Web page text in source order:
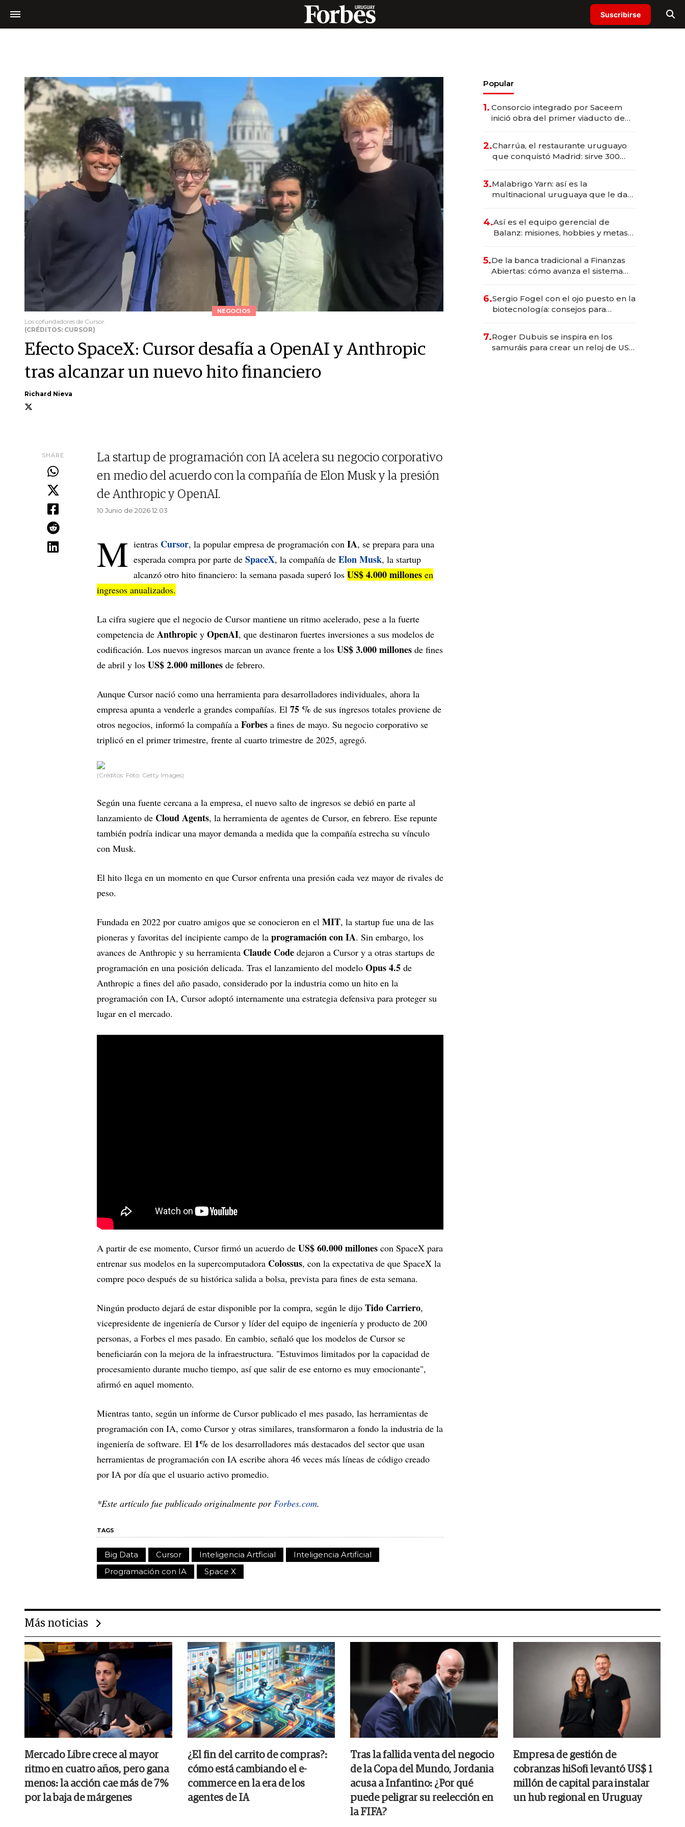
Suscribirse
NEGOCIOS
Los cofundadores de Cursor.
(CRÉDITOS: CURSOR)
Efecto SpaceX: Cursor desafía a OpenAI y Anthropic
tras alcanzar un nuevo hito financiero
Richard Nieva
SHARE
La startup de programación con IA acelera su negocio corporativo
en medio del acuerdo con la compañía de Elon Musk y la presión
de Anthropic y OpenAI.
10 Junio de 2026 12.03
M ientras Cursor, la popular empresa de programación con IA, se prepara para una
esperada compra por parte de SpaceX, la compañía de Elon Musk, la startup
alcanzó otro hito financiero: la semana pasada superó los US$ 4.000 millones en
ingresos anualizados.
La cifra sugiere que el negocio de Cursor mantiene un ritmo acelerado, pese a la fuerte
competencia de Anthropic y OpenAI, que destinaron fuertes inversiones a sus modelos de
codificación. Los nuevos ingresos marcan un avance frente a los US$ 3.000 millones de fines
de abril y los US$ 2.000 millones de febrero.
Aunque Cursor nació como una herramienta para desarrolladores individuales, ahora la
empresa apunta a venderle a grandes compañías. El 75 % de sus ingresos totales proviene de
otros negocios, informó la compañía a Forbes a fines de mayo. Su negocio corporativo se
triplicó en el primer trimestre, frente al cuarto trimestre de 2025, agregó.
(Créditos: Foto: Getty Images)
Según una fuente cercana a la empresa, el nuevo salto de ingresos se debió en parte al
lanzamiento de Cloud Agents, la herramienta de agentes de Cursor, en febrero. Ese repunte
también podría indicar una mayor demanda a medida que la compañía estrecha su vínculo
con Musk.
El hito llega en un momento en que Cursor enfrenta una presión cada vez mayor de rivales de
peso.
Fundada en 2022 por cuatro amigos que se conocieron en el MIT, la startup fue una de las
pioneras y favoritas del incipiente campo de la programación con IA. Sin embargo, los
avances de Anthropic y su herramienta Claude Code dejaron a Cursor y a otras startups de
programación en una posición delicada. Tras el lanzamiento del modelo Opus 4.5 de
Anthropic a fines del año pasado, considerado por la industria como un hito en la
programación con IA, Cursor adoptó internamente una estrategia defensiva para proteger su
lugar en el mercado.
A partir de ese momento, Cursor firmó un acuerdo de US$ 60.000 millones con SpaceX para
entrenar sus modelos en la supercomputadora Colossus, con la expectativa de que SpaceX la
compre poco después de su histórica salida a bolsa, prevista para fines de esta semana.
Ningún producto dejará de estar disponible por la compra, según le dijo Tido Carriero,
vicepresidente de ingeniería de Cursor y líder del equipo de ingeniería y producto de 200
personas, a Forbes el mes pasado. En cambio, señaló que los modelos de Cursor se
beneficiarán con la mejora de la infraestructura. "Estuvimos limitados por la capacidad de
procesamiento durante mucho tiempo, así que salir de ese entorno es muy emocionante",
afirmó en aquel momento.
Mientras tanto, según un informe de Cursor publicado el mes pasado, las herramientas de
programación con IA, como Cursor y otras similares, transformaron a fondo la industria de la
ingeniería de software. El 1% de los desarrolladores más destacados del sector que usan
herramientas de programación con IA escribe ahora 46 veces más líneas de código creado
por IA por día que el usuario activo promedio.
*Este artículo fue publicado originalmente porForbes.com.
TAGS
Big Data Cursor Inteligencia Artficial
Inteligencia Artificial
Programación con IA
Space X
Popular
1. Consorcio integrado por Saceem
inició obra del primer viaducto de
millones
2.Charrúa, el restaurante uruguayo
que conquistó Madrid: sirve 300
prepara apertura
3.Malabrigo Yarn: así es la
multinacional uruguaya que le da
4.Así es el equipo gerencial de
Balanz: misiones, hobbies y metas
5.De la banca tradicional a Finanzas
Abiertas: cómo avanza el sistema
6.Sergio Fogel con el ojo puesto en la
biotecnología: consejos para
7.Roger Dubuis se inspira en los
samuráis para crear un reloj de US$
Más noticias
Mercado Libre crece al mayor
ritmo en cuatro años, pero gana
menos: la acción cae más de 7%
por la baja de márgenes
¿El fin del carrito de compras?:
cómo está cambiando el e-
commerce en la era de los
agentes de IA
Tras la fallida venta del negocio
de la Copa del Mundo, Jordania
acusa a Infantino: ¿Por qué
puede peligrar su reelección en
la FIFA?
Empresa de gestión de
cobranzas hiSofi levantó US$ 1
millón de capital para instalar
un hub regional en Uruguay